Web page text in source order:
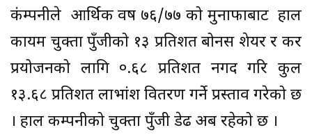
कंम्पनीले आर्थिक वर्ष ७६/७७ को मुनाफाबाट हाल
कायम चुक्ता पुँजीको १३ प्रतिशत बोनस शेयर र कर
प्रयोजनको लागि ०.६८ प्रतिशत नगद गरि कुल
१३.६८ प्रतिशत लाभांश वितरण गर्ने प्रस्ताव गरेको छ
। हाल कम्पनीको चुक्ता पुँजी डेढ अर्ब रहेको छ ।